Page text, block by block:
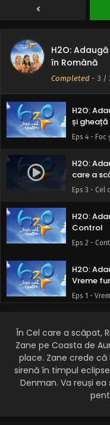
H2O:
în Română
Completed - 3 /
H2O:
H2O:
Hocus
Eps 5 -
H2O:
și gheață
Eps 4 -
H2O:
care a
Eps 3 - Cel
H2O:
Control
Eps 2 -
H2O:
Vreme
Eps 1 -
În Cel care a scăpat,
Zane pe Coasta de
place. Zane crede că
sirenă în timpul
Denman. Va reuși